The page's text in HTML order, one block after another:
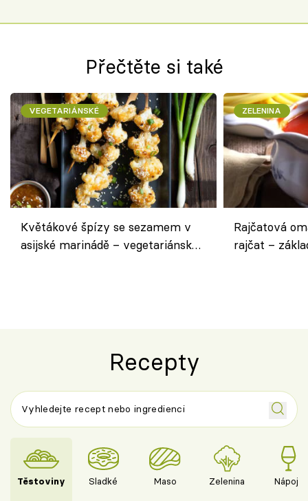
Přečtěte si také
VEGETARIÁNSKÉ
Květákové špízy se sezamem v
asijské marinádě – vegetariánská
ZELENINA
Rajčatová
rajčat –
Recepty
Těstoviny Sladké Maso Zelenina Nápoje